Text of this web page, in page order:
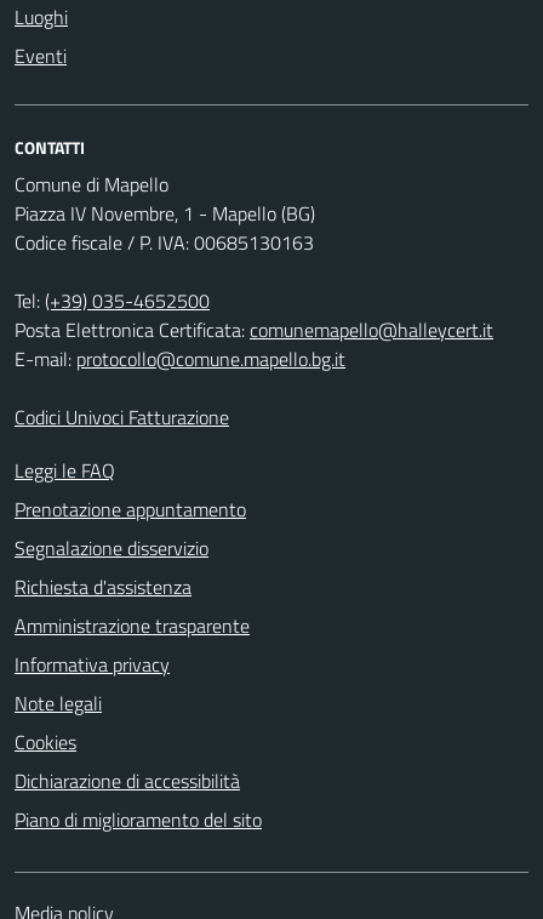
Luoghi
Eventi
CONTATTI
Comune di Mapello
Piazza IV Novembre, 1 - Mapello (BG)
Codice fiscale / P. IVA: 00685130163
Tel:(+39) 035-4652500
Posta Elettronica Certificata:comunemapello@halleycert.it
E-mail: protocollo@comune.mapello.bg.it
Codici Univoci Fatturazione
Leggi le FAQ
Prenotazione appuntamento
Segnalazione disservizio
Richiesta d'assistenza
Amministrazione trasparente
Informativa privacy
Note legali
Cookies
Dichiarazione di accessibilità
Piano di miglioramento del sito
Media policy